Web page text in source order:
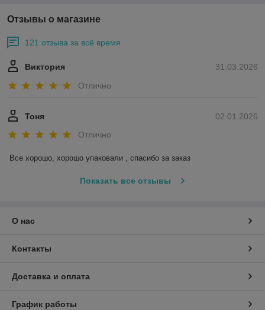
Отзывы о магазине
121 отзыва за всё время
31.03.2026
Виктория
Отлично
02.01.2026
Тоня
Отлично
Все хорошо, хорошо упаковали , спасибо за заказ
Показать все отзывы
О нас
Контакты
Доставка и оплата
График работы